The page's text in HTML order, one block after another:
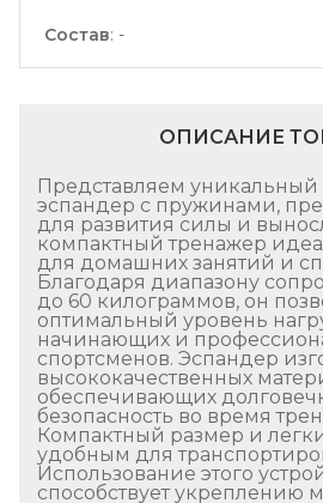
Состав: -
ОПИСАНИЕ
Представляем уникальный
эспандер с пружинами,
для развития силы и
компактный тренажер
для домашних занятий и
Благодаря диапазону
до 60 килограммов, он
оптимальный уровень
начинающих и
спортсменов. Эспандер
высококачественных
обеспечивающих
безопасность во время
Компактный размер и
удобным для
Использование этого
способствует укреплению